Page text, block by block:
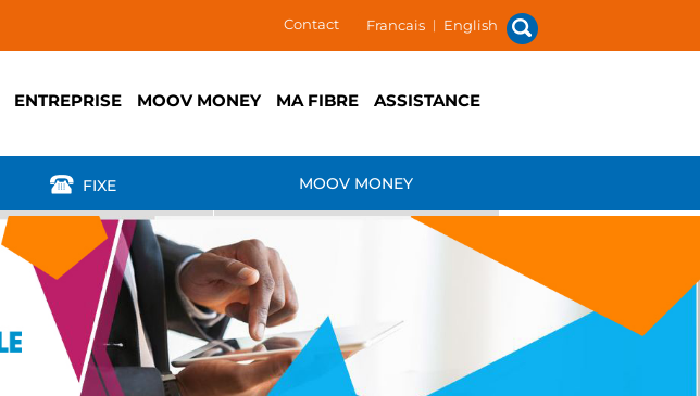
Contact Francais | English
ENTREPRISE MOOV MONEY MA FIBRE ASSISTANCE
FIXE MOOV MONEY